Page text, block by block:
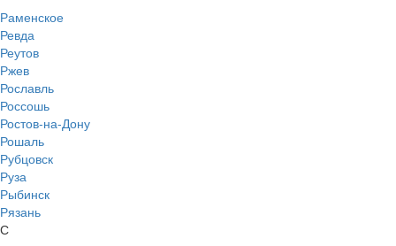
Раменское
Ревда
Реутов
Ржев
Рославль
Россошь
Ростов-на-Дону
Рошаль
Рубцовск
Руза
Рыбинск
Рязань
С